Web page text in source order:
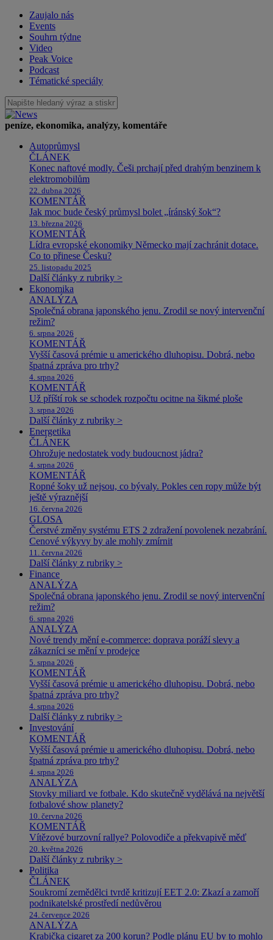
Zaujalo nás
Events
Souhrn týdne
Video
Peak Voice
Podcast
Tématické speciály
peníze, ekonomika, analýzy, komentáře
Autoprůmysl
ČLÁNEK
Konec naftové modly. Češi prchají před drahým benzinem k
elektromobilům
22. dubna 2026
KOMENTÁŘ
Jak moc bude český průmysl bolet „íránský šok“?
13. března 2026
KOMENTÁŘ
Lídra evropské ekonomiky Německo mají zachránit dotace.
Co to přinese Česku?
25. listopadu 2025
Další články z rubriky >
Ekonomika
ANALÝZA
Společná obrana japonského jenu. Zrodil se nový intervenční
režim?
6. srpna 2026
KOMENTÁŘ
Vyšší časová prémie u amerického dluhopisu. Dobrá, nebo
špatná zpráva pro trhy?
4. srpna 2026
KOMENTÁŘ
Už příští rok se schodek rozpočtu ocitne na šikmé ploše
3. srpna 2026
Další články z rubriky >
Energetika
ČLÁNEK
Ohrožuje nedostatek vody budoucnost jádra?
4. srpna 2026
KOMENTÁŘ
Ropné šoky už nejsou, co bývaly. Pokles cen ropy může být
ještě výraznější
16. června 2026
GLOSA
Čerstvé změny systému ETS 2 zdražení povolenek nezabrání.
Cenové výkyvy by ale mohly zmírnit
11. června 2026
Další články z rubriky >
Finance
ANALÝZA
Společná obrana japonského jenu. Zrodil se nový intervenční
režim?
6. srpna 2026
ANALÝZA
Nové trendy mění e-commerce: doprava poráží slevy a
zákazníci se mění v prodejce
5. srpna 2026
KOMENTÁŘ
Vyšší časová prémie u amerického dluhopisu. Dobrá, nebo
špatná zpráva pro trhy?
4. srpna 2026
Další články z rubriky >
Investování
KOMENTÁŘ
Vyšší časová prémie u amerického dluhopisu. Dobrá, nebo
špatná zpráva pro trhy?
4. srpna 2026
ANALÝZA
Stovky miliard ve fotbale. Kdo skutečně vydělává na největší
fotbalové show planety?
10. června 2026
KOMENTÁŘ
Vítězové burzovní rallye? Polovodiče a překvapivě měď
20. května 2026
Další články z rubriky >
Politika
ČLÁNEK
Soukromí zemědělci tvrdě kritizují EET 2.0: Zkazí a zamoří
podnikatelské prostředí nedůvěrou
24. července 2026
ANALÝZA
Krabička cigaret za 200 korun? Podle plánu EU by to mohlo